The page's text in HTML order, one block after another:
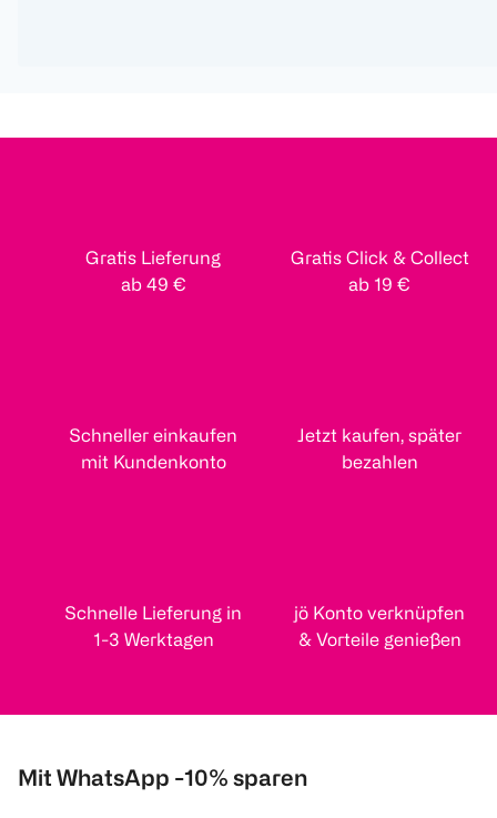
Gratis Lieferung
ab 49 €
Gratis Click & Collect
ab 19 €
Schneller einkaufen
mit Kundenkonto
Jetzt kaufen, später
bezahlen
Schnelle Lieferung in
1-3 Werktagen
jö Konto verknüpfen
& Vorteile genießen
Mit WhatsApp -10% sparen